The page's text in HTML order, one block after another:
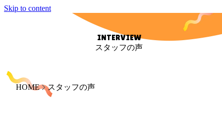
Skip to content
INTERVIEW
スタッフの声
HOME スタッフの声